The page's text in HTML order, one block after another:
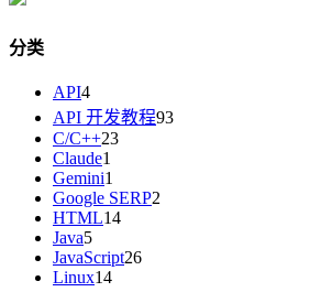
分类
API4
API 开发教程93
C/C++23
Claude1
Gemini1
Google SERP2
HTML14
Java5
JavaScript26
Linux14